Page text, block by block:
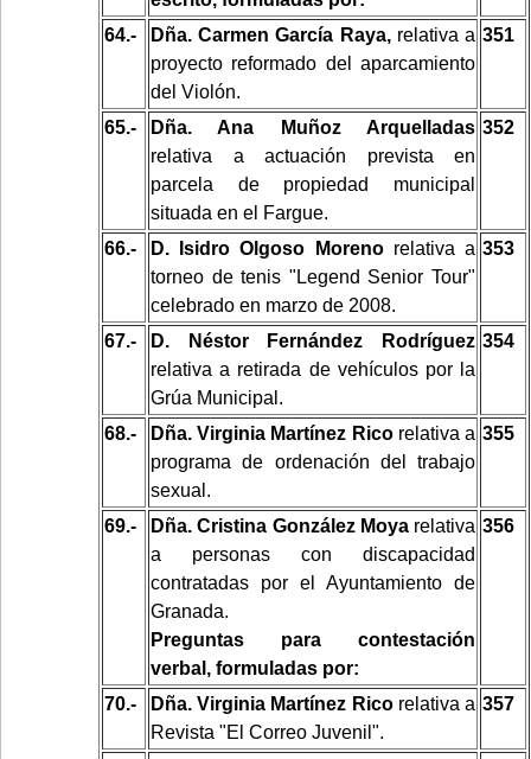
64.-
Dña. Carmen García Raya, relativa a
proyecto reformado del aparcamiento
del Violón.
351
65.-
Dña. Ana Muñoz Arquelladas
relativa a actuación prevista en
parcela de propiedad municipal
situada en el Fargue.
352
66.- D. Isidro Olgoso Morenorelativa a
torneo de tenis "Legend Senior Tour"
celebrado en marzo de 2008.
353
67.-
D. Néstor Fernández Rodríguez
relativa a retirada de vehículos por la
Grúa Municipal.
354
68.- Dña. Virginia Martínez Ricorelativa a
programa de ordenación del trabajo
sexual.
355
69.- Dña. Cristina González Moyarelativa
a personas con discapacidad
contratadas por el Ayuntamiento de
Granada.
Preguntas para contestación
verbal, formuladas por:
356
70.- Dña. Virginia Martínez Ricorelativa a
Revista "El Correo Juvenil".
357